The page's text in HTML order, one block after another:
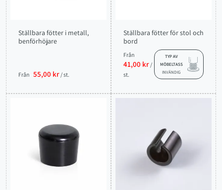
Ställbara fötter i metall,
benförhöjare
Från 55,00 kr / st.
Ställbara fötter för stol och
bord
Från
41,00 kr /
st.
TYP AV
MÖBELTASS
INVÄNDIG